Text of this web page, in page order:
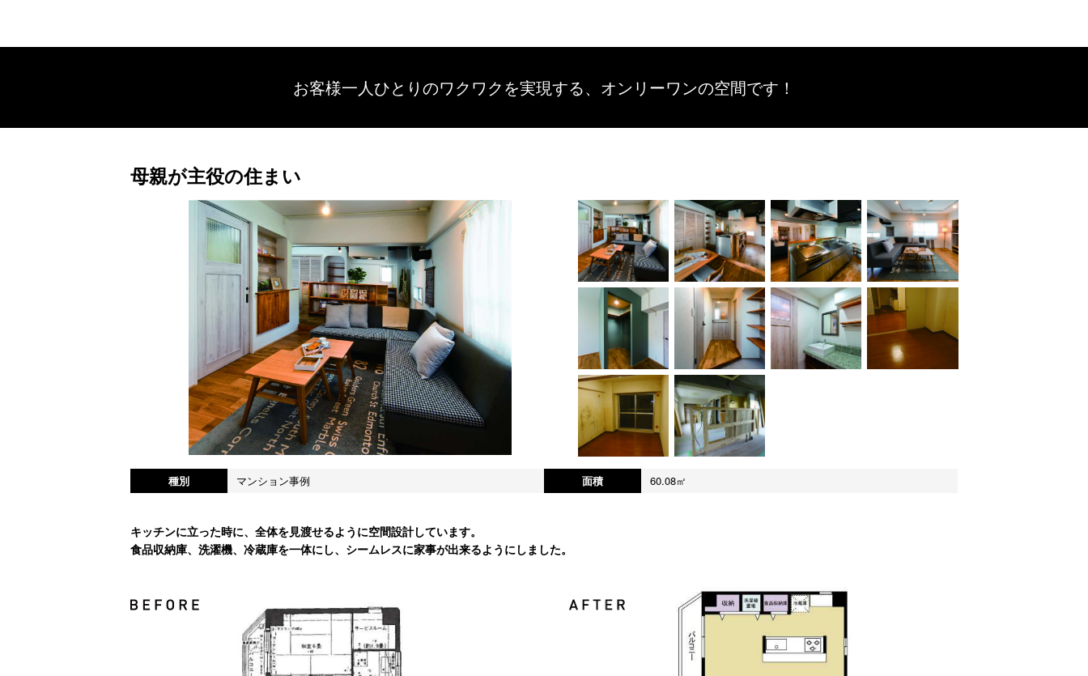
お客様一人ひとりのワクワクを実現する、 オンリーワンの空間です！
母親が主役の住まい
種別 マンション事例 面積 60.08㎡
キッチンに立った時に、全体を見渡せるように空間設計しています。
食品収納庫、洗濯機、冷蔵庫を一体にし、シームレスに家事が出来るようにしました。